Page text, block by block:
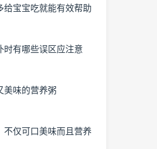
给宝宝吃就能有效帮助
时有哪些误区应注意
美味的营养粥
不仅可口美味而且营养